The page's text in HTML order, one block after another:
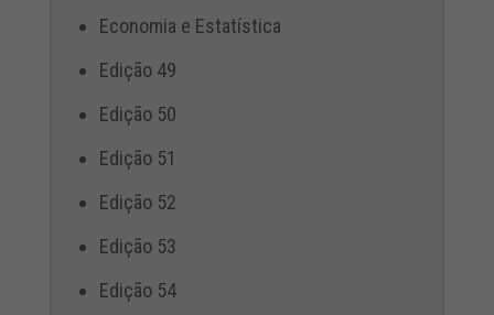
Economia e Estatística
Edição 49
Edição 50
Edição 51
Edição 52
Edição 53
Edição 54